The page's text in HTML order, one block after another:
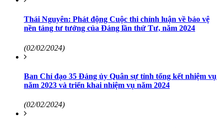
Thái Nguyên: Phát động Cuộc thi chính luận về bảo vệ
nền tảng tư tưởng của Đảng lần thứ Tư, năm 2024
(02/02/2024)
Ban Chỉ đạo 35 Đảng ủy Quân sự tỉnh tổng kết nhiệm vụ
năm 2023 và triển khai nhiệm vụ năm 2024
(02/02/2024)